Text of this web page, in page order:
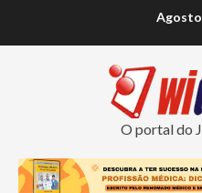
Agosto
O portal do